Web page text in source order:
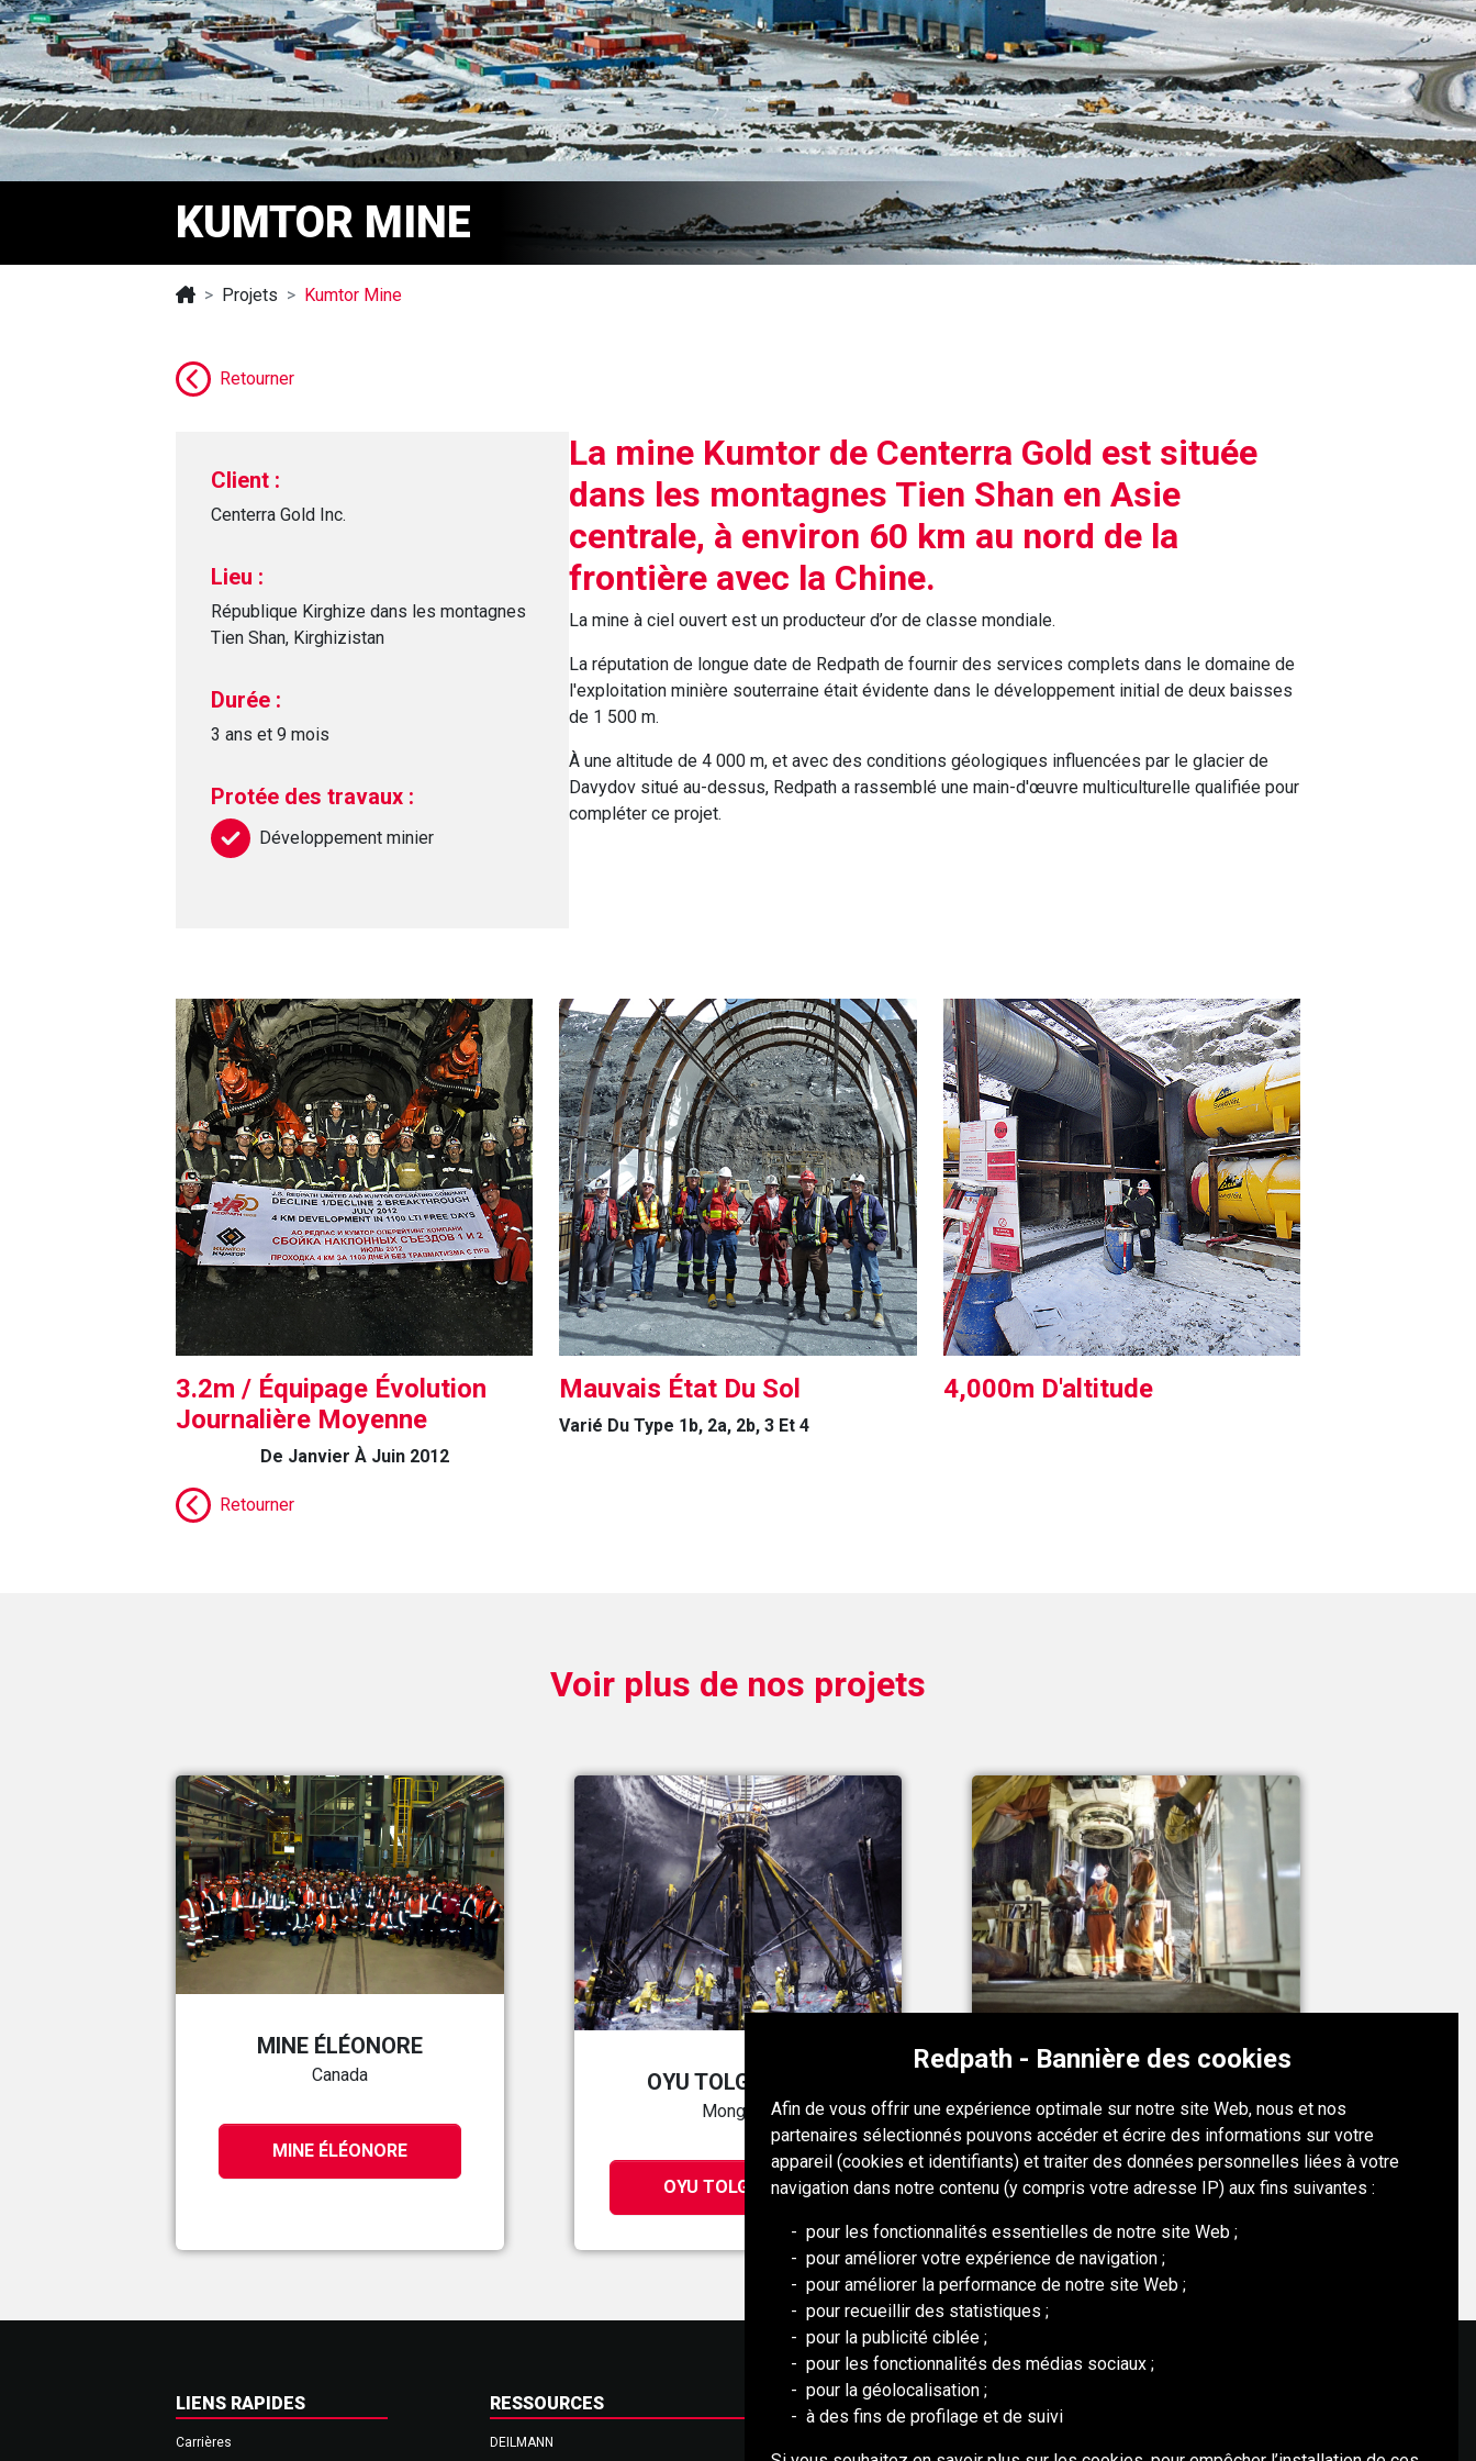
Redpath - Bannière des cookies
Afin de vous offrir une expérience optimale sur notre site Web, nous et nos
partenaires sélectionnés pouvons accéder et écrire des informations sur votre
appareil (cookies et identifiants) et traiter des données personnelles liées à votre
navigation dans notre contenu (y compris votre adresse IP) aux fins suivantes :
pour les fonctionnalités essentielles de notre site Web ;
pour améliorer votre expérience de navigation ;
pour améliorer la performance de notre site Web ;
pour recueillir des statistiques ;
pour la publicité ciblée ;
pour les fonctionnalités des médias sociaux ;
pour la géolocalisation ;
à des fins de profilage et de suivi
KUMTOR MINE
Projets Kumtor Mine
Retourner
Client :
Centerra Gold Inc.
Lieu :
République Kirghize dans les montagnes
Tien Shan, Kirghizistan
Durée :
3 ans et 9 mois
Protée des travaux :
Développement minier
La mine Kumtor de Centerra Gold est située
dans les montagnes Tien Shan en Asie
centrale, à environ 60 km au nord de la
frontière avec la Chine.
La mine à ciel ouvert est un producteur d’or de classe mondiale.
La réputation de longue date de Redpath de fournir des services complets dans le domaine de
l'exploitation minière souterraine était évidente dans le développement initial de deux baisses
de 1 500 m.
À une altitude de 4 000 m, et avec des conditions géologiques influencées par le glacier de
Davydov situé au-dessus, Redpath a rassemblé une main-d'œuvre multiculturelle qualifiée pour
compléter ce projet.
3.2m / Équipage Évolution
Journalière Moyenne
De Janvier À Juin 2012
Mauvais État Du Sol
Varié Du Type 1b, 2a, 2b, 3 Et 4
4,000m D'altitude
Retourner
Voir plus de nos projets
MINE ÉLÉONORE
Canada
MINE ÉLÉONORE
OYU TOLGOI MINE
Mongolie
OYU TOLGOI MINE
Canada
MUSSELWHITE MINE
LIENS RAPIDES
Carrières
RESSOURCES
DEILMANN